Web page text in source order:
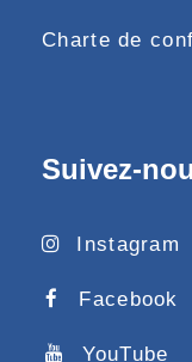
Charte de
Suivez-
Instagram
Facebook
YouTube